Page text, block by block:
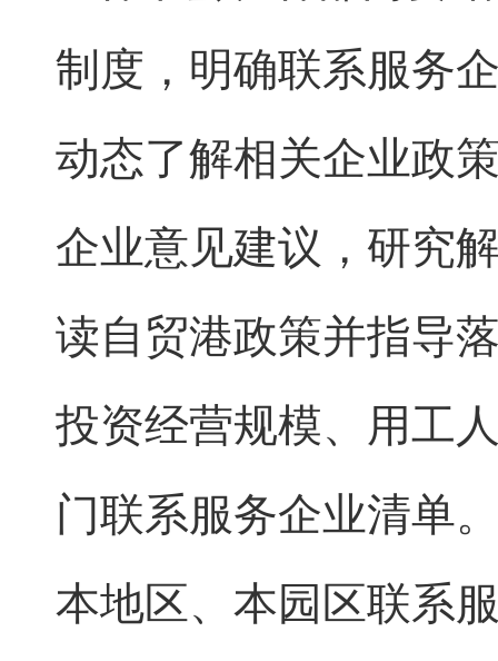
制度，明确联系服务
动态了解相关企业政
企业意见建议，研究
读自贸港政策并指导
投资经营规模、用工
门联系服务企业清单
本地区、本园区联系